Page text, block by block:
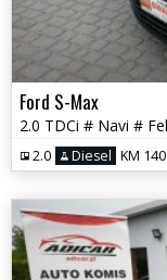
Ford S-Max
2.0 Diesel KM 140